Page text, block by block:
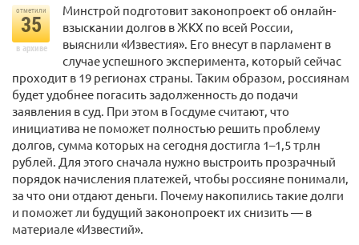
отметили
35
в архиве
Минстрой подготовит законопроект об онлайн-
взыскании долгов в ЖКХ по всей России,
выяснили «Известия». Его внесут в парламент в
случае успешного эксперимента, который сейчас
проходит в 19 регионах страны. Таким образом, россиянам
будет удобнее погасить задолженность до подачи
заявления в суд. При этом в Госдуме считают, что
инициатива не поможет полностью решить проблему
долгов, сумма которых на сегодня достигла 1–1,5 трлн
рублей. Для этого сначала нужно выстроить прозрачный
порядок начисления платежей, чтобы россияне понимали,
за что они отдают деньги. Почему накопились такие долги
и поможет ли будущий законопроект их снизить — в
материале «Известий».